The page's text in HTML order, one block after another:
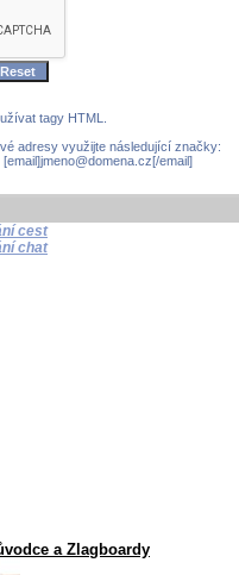
tagy HTML.
adresy využijte následující značky:
email]
cest
chat
a Zlagboardy